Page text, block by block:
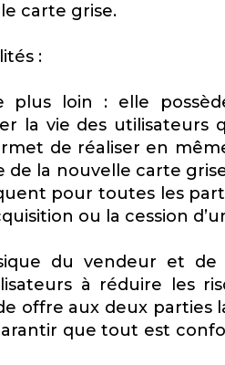
carte grise.
:
plus loin : elle
la vie des utilisateurs
de réaliser en
de la nouvelle carte
pour toutes les
ou la cession
du vendeur et
à réduire les
offre aux deux parties
que tout est